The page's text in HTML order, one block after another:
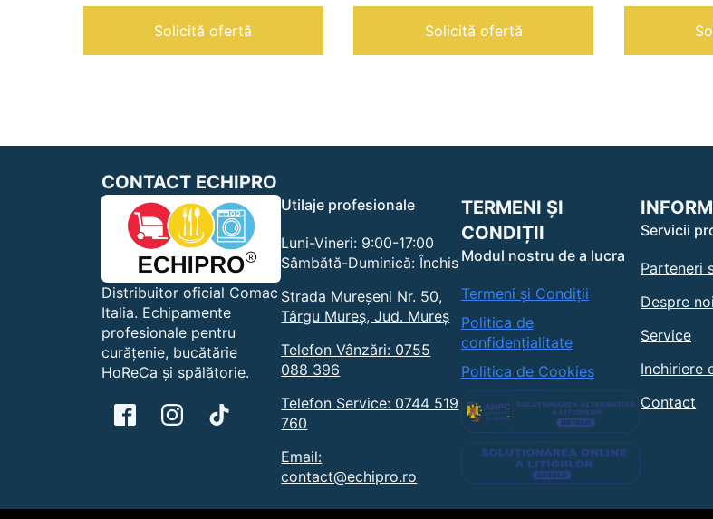
|
extractie
Solicită ofertă
Aspirator
profesional
praf
Solicită ofertă
Mașină
profesională
spălarea
CONTACT ECHIPRO
Distribuitor oficial Comac
Italia. Echipamente
profesionale pentru
curățenie, bucătărie
HoReCa și spălătorie.
Utilaje profesionale
Luni-Vineri: 9:00-17:00
Sâmbătă-Duminică: Închis
Strada Mureșeni Nr. 50,
Târgu Mureș, Jud. Mureș
Telefon Vânzări: 0755
088 396
Telefon Service: 0744 519
760
Email:
contact@echipro.ro
TERMENI ȘI
CONDIȚII
Modul nostru de a lucra
Termeni și Condiții
Politica de
confidențialitate
Politica de Cookies
Servicii
Parteneri
Despre noi
Service
Inchiriere
Contact